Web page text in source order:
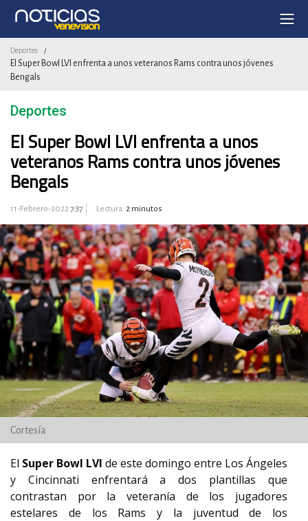
Deportes /
El Super Bowl LVI enfrenta a unos veteranos Rams contra unos jóvenes
Bengals
Deportes
El Super Bowl LVI enfrenta a unos
veteranos Rams contra unos jóvenes
Bengals
11-Febrero-20227:37 Lectura: 2 minutos
Cortesía
El Super Bowl LVI de este domingo entre Los Ángeles
y Cincinnati enfrentará a dos plantillas que
contrastan por la veteranía de los jugadores
estelares de los Rams y la juventud de los